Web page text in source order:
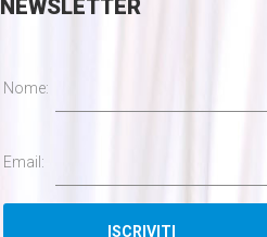
NEWSLETTER
Nome:
Email: